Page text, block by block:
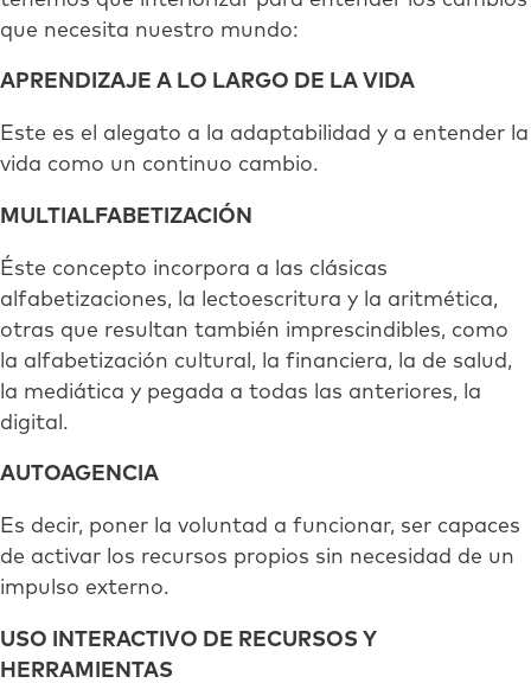
que necesita nuestro mundo:
APRENDIZAJE A LO LARGO DE LA VIDA
Este es el alegato a la adaptabilidad y a entender la
vida como un continuo cambio.
MULTIALFABETIZACIÓN
Éste concepto incorpora a las clásicas
alfabetizaciones, la lectoescritura y la aritmética,
otras que resultan también imprescindibles, como
la alfabetización cultural, la financiera, la de salud,
la mediática y pegada a todas las anteriores, la
digital.
AUTOAGENCIA
Es decir, poner la voluntad a funcionar, ser capaces
de activar los recursos propios sin necesidad de un
impulso externo.
USO INTERACTIVO DE RECURSOS Y
HERRAMIENTAS